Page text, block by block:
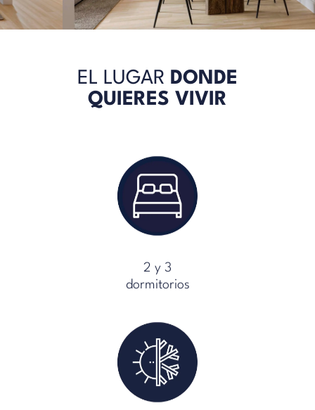
EL LUGAR DONDE
QUIERES VIVIR
2 y 3
dormitorios